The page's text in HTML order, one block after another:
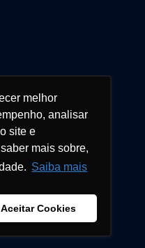
melhor
analisar
site e
mais sobre,
Saiba mais
Aceitar Cookies